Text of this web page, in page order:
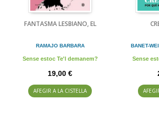
FANTASMA LESBIANO, EL
RAMAJO BARBARA
Sense estoc Te'l demanem?
19,00 €
AFEGIR A LA CISTELLA
BANET-
Sense